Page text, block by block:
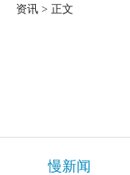
资讯 > 正文
慢新闻